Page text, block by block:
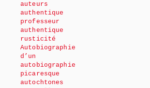
auteurs
authentique
professeur
authentique
rusticité
Autobiographie
d’un
autobiographie
picaresque
autochtones